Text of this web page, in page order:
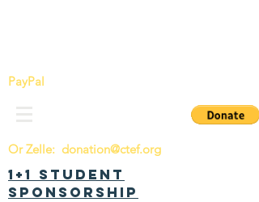
PayPal
Or Zelle: donation@ctef.org
1+1 Student
Sponsorship